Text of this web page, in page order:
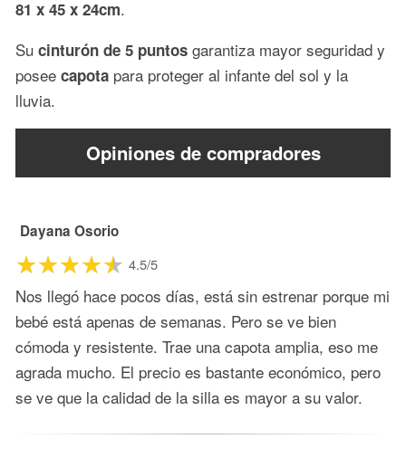
81 x 45 x 24cm.
Su cinturón de 5 puntos garantiza mayor seguridad y
posee capota para proteger al infante del sol y la
lluvia.
Opiniones de compradores
Dayana Osorio
4.5/5
Nos llegó hace pocos días, está sin estrenar porque mi
bebé está apenas de semanas. Pero se ve bien
cómoda y resistente. Trae una capota amplia, eso me
agrada mucho. El precio es bastante económico, pero
se ve que la calidad de la silla es mayor a su valor.